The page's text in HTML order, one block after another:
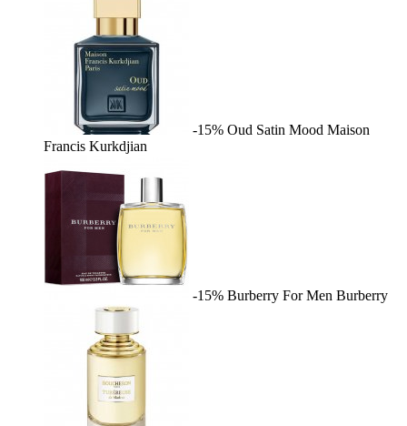
-15% Oud Satin Mood Maison
Francis Kurkdjian
-15% Burberry For Men Burberry